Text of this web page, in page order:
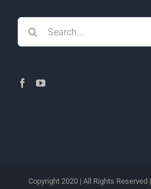
Copyright 2020 | All Rights Reserved |